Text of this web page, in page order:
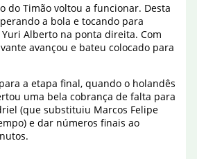
do Timão voltou a funcionar. Desta
a bola e tocando para
Alberto na ponta direita. Com
avançou e bateu colocado para
a etapa final, quando o holandês
uma bela cobrança de falta para
(que substituiu Marcos Felipe
e dar números finais ao